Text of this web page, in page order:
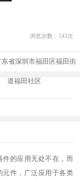
浏览次数： 143次
东省深圳市福田区福田街
道福田社区
件的应用无处不在，而
元件，广泛应用于各类